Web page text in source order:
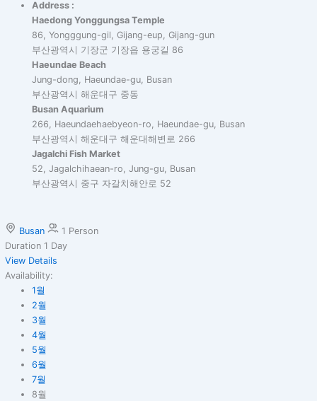
Address :
Haedong Yonggungsa Temple
86, Yongggung-gil, Gijang-eup, Gijang-gun
부산광역시 기장군 기장읍 용궁길 86
Haeundae Beach
Jung-dong, Haeundae-gu, Busan
부산광역시 해운대구 중동
Busan Aquarium
266, Haeundaehaebyeon-ro, Haeundae-gu, Busan
부산광역시 해운대구 해운대해변로 266
Jagalchi Fish Market
52, Jagalchihaean-ro, Jung-gu, Busan
부산광역시 중구 자갈치해안로 52
Busan
1 Person
Duration 1 Day
View Details
Availability:
1월
2월
3월
4월
5월
6월
7월
8월